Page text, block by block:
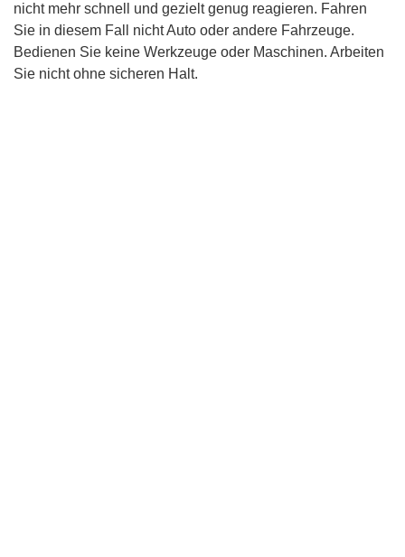
nicht mehr schnell und gezielt genug reagieren. Fahren
Sie in diesem Fall nicht Auto oder andere Fahrzeuge.
Bedienen Sie keine Werkzeuge oder Maschinen. Arbeiten
Sie nicht ohne sicheren Halt.